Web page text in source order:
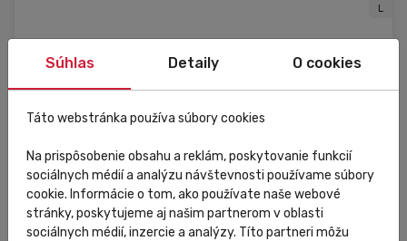
L
Súhlas Detaily O cookies
Táto webstránka používa súbory cookies
Na prispôsobenie obsahu a reklám, poskytovanie funkcií
sociálnych médií a analýzu návštevnosti používame súbory
cookie. Informácie o tom, ako používate naše webové
stránky, poskytujeme aj našim partnerom v oblasti
sociálnych médií, inzercie a analýzy. Títo partneri môžu